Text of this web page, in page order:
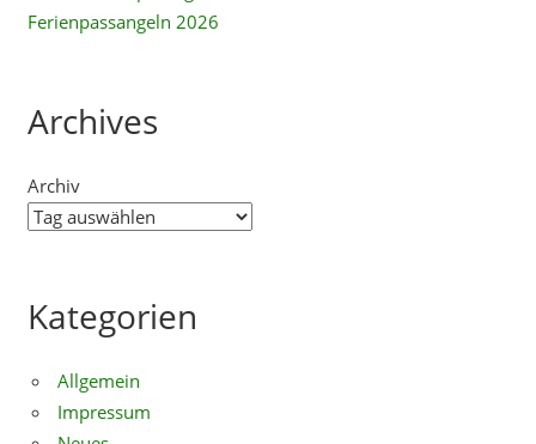
Ferienpassangeln 2026
Archives
Archiv
Kategorien
Allgemein
Impressum